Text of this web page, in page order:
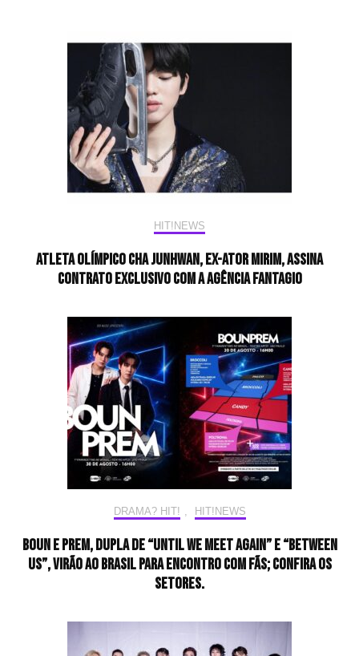
HIT!NEWS
Atleta olímpico Cha JunHwan, ex-ator mirim, assina
contrato exclusivo com a agência Fantagio
DRAMA? HIT! HIT!NEWS
Boun e Prem, dupla de “Until We Meet Again” e “Between
Us”, virão ao Brasil para encontro com fãs; confira os
setores.